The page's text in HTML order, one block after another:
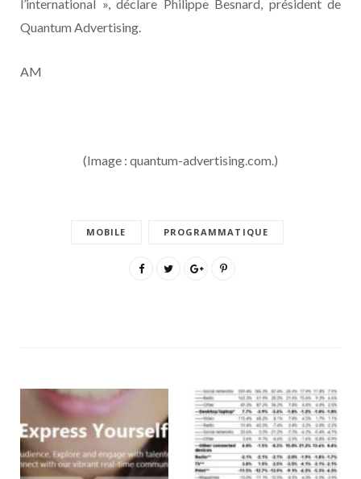
l’international », déclare Philippe Besnard, président de
Quantum Advertising.
AM
(Image : quantum-advertising.com.)
MOBILE PROGRAMMATIQUE